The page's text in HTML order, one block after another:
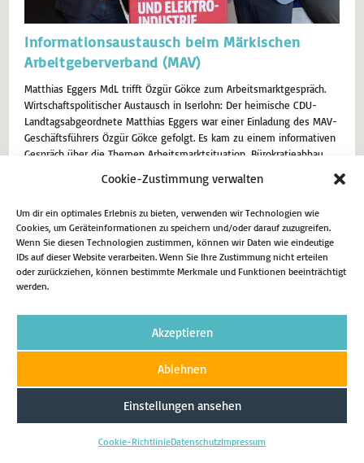
Cookie-Zustimmung verwalten
Um dir ein optimales Erlebnis zu bieten, verwenden wir Technologien wie
Cookies, um Geräteinformationen zu speichern und/oder darauf zuzugreifen.
Wenn Sie diesen Technologien zustimmen, können wir Daten wie eindeutige
IDs auf dieser Website verarbeiten. Wenn Sie Ihre Zustimmung nicht erteilen
oder zurückziehen, können bestimmte Merkmale und Funktionen beeinträchtigt
werden.
Akzeptieren
Ablehnen
Einstellungen ansehen
Cookie-RichtlinieDatenschutzImpressum
Informationsaustausch beim Märkischen
Arbeitgeberverband (MAV)
Matthias Eggers MdL trifft Özgür Gökce zum Arbeitsmarktgespräch.
Wirtschaftspolitischer Austausch in Iserlohn: Der heimische CDU-
Landtagsabgeordnete Matthias Eggers war einer Einladung des MAV-
Geschäftsführers Özgür Gökce gefolgt. Es kam zu einem informativen
Gespräch über die Themen Arbeitsmarktsituation, Bürokratieabbau
und jede Art und…
10. Juli 2024 Aktuell
Weiterlesen
Datenschutz
Copyright 2026 - Matthias Eggers MdL